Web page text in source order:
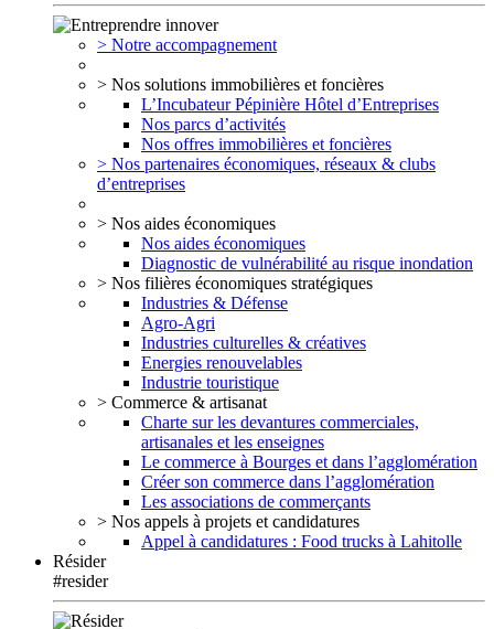
> Notre accompagnement
> Nos solutions immobilières et foncières
L’Incubateur Pépinière Hôtel d’Entreprises
Nos parcs d’activités
Nos offres immobilières et foncières
> Nos partenaires économiques, réseaux & clubs
d’entreprises
> Nos aides économiques
Nos aides économiques
Diagnostic de vulnérabilité au risque inondation
> Nos filières économiques stratégiques
Industries & Défense
Agro-Agri
Industries culturelles & créatives
Energies renouvelables
Industrie touristique
> Commerce & artisanat
Charte sur les devantures commerciales,
artisanales et les enseignes
Le commerce à Bourges et dans l’agglomération
Créer son commerce dans l’agglomération
Les associations de commerçants
> Nos appels à projets et candidatures
Appel à candidatures : Food trucks à Lahitolle
Résider
#resider